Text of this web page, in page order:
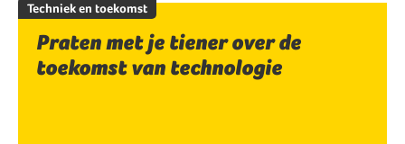
Techniek en toekomst
Praten met je tiener over de
toekomst van technologie